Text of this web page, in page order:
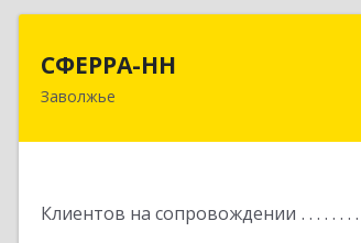
СФЕРРА-НН
Заволжье
Клиентов на сопровождении